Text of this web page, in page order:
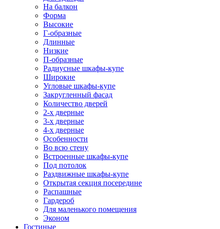
На балкон
Форма
Высокие
Г-образные
Длинные
Низкие
П-образные
Радиусные шкафы-купе
Широкие
Угловые шкафы-купе
Закругленный фасад
Количество дверей
2-х дверные
3-х дверные
4-х дверные
Особенности
Во всю стену
Встроенные шкафы-купе
Под потолок
Раздвижные шкафы-купе
Открытая секция посередине
Распашные
Гардероб
Для маленького помещения
Эконом
Гостиные